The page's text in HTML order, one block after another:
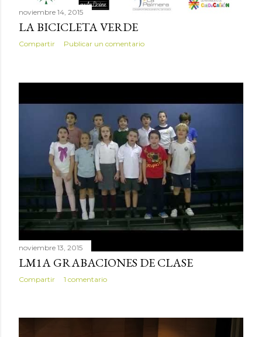
noviembre 14, 2015
LA BICICLETA VERDE
Compartir Publicar un comentario
noviembre 13, 2015
LM1A GRABACIONES DE CLASE
Compartir 1 comentario